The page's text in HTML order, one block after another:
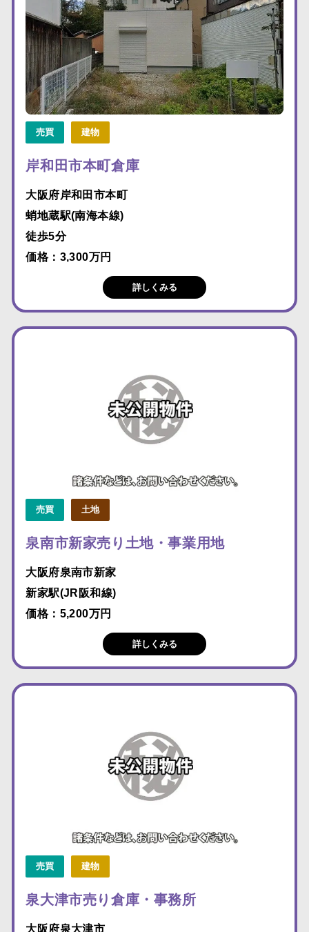
売買 建物
岸和田市本町倉庫
大阪府岸和田市本町
蛸地蔵駅(南海本線)
徒歩5分
価格：3,300万円
詳しくみる
売買 土地
泉南市新家売り土地・事業用地
大阪府泉南市新家
新家駅(JR阪和線)
価格：5,200万円
詳しくみる
売買 建物
泉大津市売り倉庫・事務所
大阪府泉大津市